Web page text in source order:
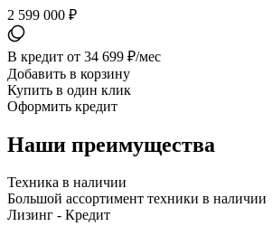
2 599 000 ₽
В кредит от 34 699 ₽/мес
Добавить в корзину
Купить в один клик
Оформить кредит
Наши преимущества
Техника в наличии
Большой ассортимент техники в наличии
Лизинг - Кредит